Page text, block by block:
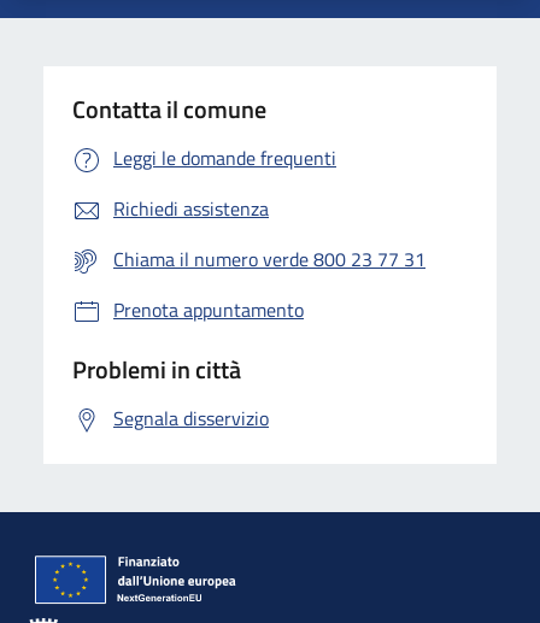
Contatta il comune
Leggi le domande frequenti
Richiedi assistenza
Chiama il numero verde 800 23 77 31
Prenota appuntamento
Problemi in città
Segnala disservizio